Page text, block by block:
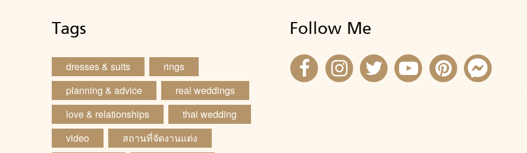
Tags
dresses & suits
rings
planning & advice
real weddings
love & relationships
thai wedding
video
สถานที่จัดงานแต่ง
Follow Me